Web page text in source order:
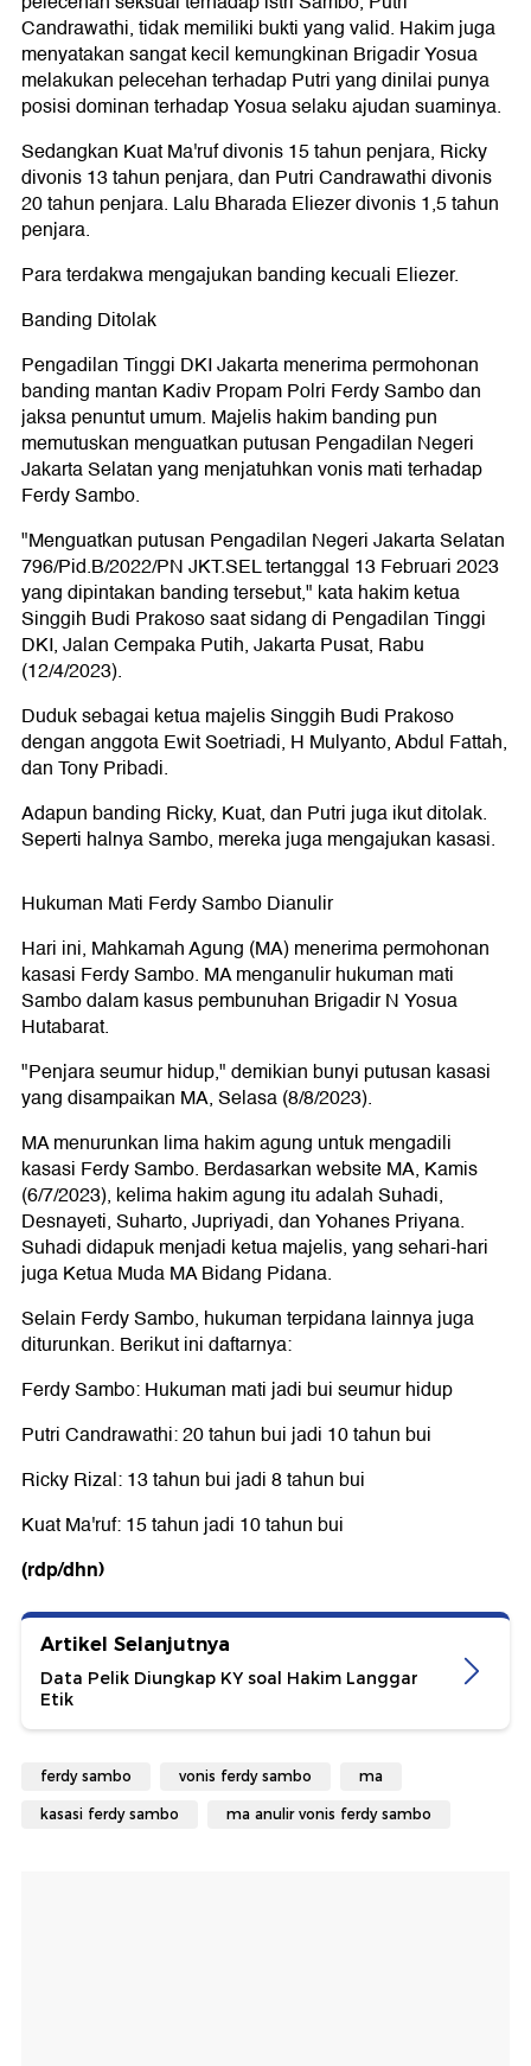
Candrawathi, tidak memiliki bukti yang valid. Hakim juga
menyatakan sangat kecil kemungkinan Brigadir Yosua
melakukan pelecehan terhadap Putri yang dinilai punya
posisi dominan terhadap Yosua selaku ajudan suaminya.
Sedangkan Kuat Ma'ruf divonis 15 tahun penjara, Ricky
divonis 13 tahun penjara, dan Putri Candrawathi divonis
20 tahun penjara. Lalu Bharada Eliezer divonis 1,5 tahun
penjara.
Para terdakwa mengajukan banding kecuali Eliezer.
Banding Ditolak
Pengadilan Tinggi DKI Jakarta menerima permohonan
banding mantan Kadiv Propam Polri Ferdy Sambo dan
jaksa penuntut umum. Majelis hakim banding pun
memutuskan menguatkan putusan Pengadilan Negeri
Jakarta Selatan yang menjatuhkan vonis mati terhadap
Ferdy Sambo.
"Menguatkan putusan Pengadilan Negeri Jakarta Selatan
796/Pid.B/2022/PN JKT.SEL tertanggal 13 Februari 2023
yang dipintakan banding tersebut," kata hakim ketua
Singgih Budi Prakoso saat sidang di Pengadilan Tinggi
DKI, Jalan Cempaka Putih, Jakarta Pusat, Rabu
(12/4/2023).
Duduk sebagai ketua majelis Singgih Budi Prakoso
dengan anggota Ewit Soetriadi, H Mulyanto, Abdul Fattah,
dan Tony Pribadi.
Adapun banding Ricky, Kuat, dan Putri juga ikut ditolak.
Seperti halnya Sambo, mereka juga mengajukan kasasi.
Hukuman Mati Ferdy Sambo Dianulir
Hari ini, Mahkamah Agung (MA) menerima permohonan
kasasi Ferdy Sambo. MA menganulir hukuman mati
Sambo dalam kasus pembunuhan Brigadir N Yosua
Hutabarat.
"Penjara seumur hidup," demikian bunyi putusan kasasi
yang disampaikan MA, Selasa (8/8/2023).
MA menurunkan lima hakim agung untuk mengadili
kasasi Ferdy Sambo. Berdasarkan website MA, Kamis
(6/7/2023), kelima hakim agung itu adalah Suhadi,
Desnayeti, Suharto, Jupriyadi, dan Yohanes Priyana.
Suhadi didapuk menjadi ketua majelis, yang sehari-hari
juga Ketua Muda MA Bidang Pidana.
Selain Ferdy Sambo, hukuman terpidana lainnya juga
diturunkan. Berikut ini daftarnya:
Ferdy Sambo: Hukuman mati jadi bui seumur hidup
Putri Candrawathi: 20 tahun bui jadi 10 tahun bui
Ricky Rizal: 13 tahun bui jadi 8 tahun bui
Kuat Ma'ruf: 15 tahun jadi 10 tahun bui
(rdp/dhn)
Artikel Selanjutnya
Data Pelik Diungkap KY soal Hakim Langgar
Etik
ferdy sambo vonis ferdy sambo ma
kasasi ferdy sambo ma anulir vonis ferdy sambo